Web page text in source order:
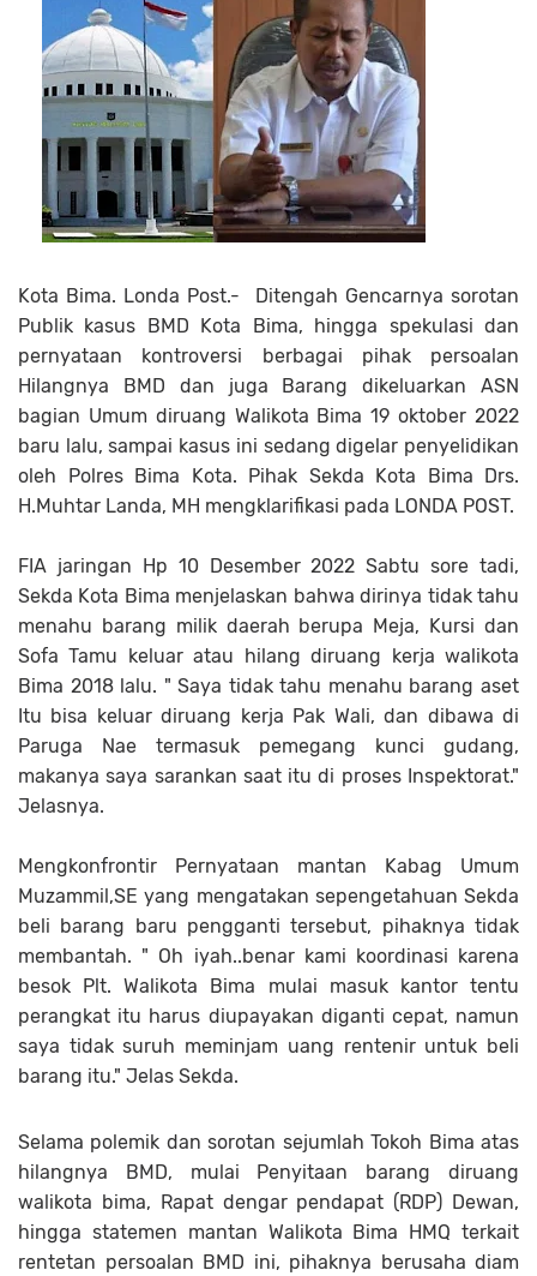
Kota Bima. Londa Post.- Ditengah Gencarnya sorotan
Publik kasus BMD Kota Bima, hingga spekulasi dan
pernyataan kontroversi berbagai pihak persoalan
Hilangnya BMD dan juga Barang dikeluarkan ASN
bagian Umum diruang Walikota Bima 19 oktober 2022
baru lalu, sampai kasus ini sedang digelar penyelidikan
oleh Polres Bima Kota. Pihak Sekda Kota Bima Drs.
H.Muhtar Landa, MH mengklarifikasi pada LONDA POST.
FIA jaringan Hp 10 Desember 2022 Sabtu sore tadi,
Sekda Kota Bima menjelaskan bahwa dirinya tidak tahu
menahu barang milik daerah berupa Meja, Kursi dan
Sofa Tamu keluar atau hilang diruang kerja walikota
Bima 2018 lalu. " Saya tidak tahu menahu barang aset
Itu bisa keluar diruang kerja Pak Wali, dan dibawa di
Paruga Nae termasuk pemegang kunci gudang,
makanya saya sarankan saat itu di proses Inspektorat."
Jelasnya.
Mengkonfrontir Pernyataan mantan Kabag Umum
Muzammil,SE yang mengatakan sepengetahuan Sekda
beli barang baru pengganti tersebut, pihaknya tidak
membantah. " Oh iyah..benar kami koordinasi karena
besok Plt. Walikota Bima mulai masuk kantor tentu
perangkat itu harus diupayakan diganti cepat, namun
saya tidak suruh meminjam uang rentenir untuk beli
barang itu." Jelas Sekda.
Selama polemik dan sorotan sejumlah Tokoh Bima atas
hilangnya BMD, mulai Penyitaan barang diruang
walikota bima, Rapat dengar pendapat (RDP) Dewan,
hingga statemen mantan Walikota Bima HMQ terkait
rentetan persoalan BMD ini, pihaknya berusaha diam